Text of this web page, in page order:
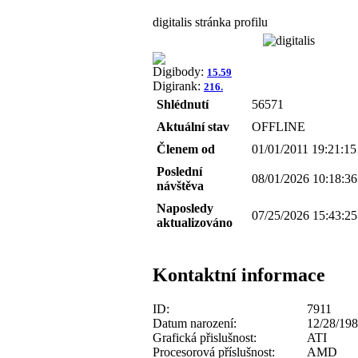
digitalis stránka profilu
Digibody: 15.59
Digirank: 216.
Shlédnutí
56571
Aktuální stav
OFFLINE
Členem od
01/01/2011 19:21:15
Poslední
návštěva
08/01/2026 10:18:36
Naposledy
aktualizováno
07/25/2026 15:43:25
Kontaktní informace
ID:
7911
Datum narození:
12/28/
Grafická přislušnost:
ATI
Procesorová příslušnost:
AMD